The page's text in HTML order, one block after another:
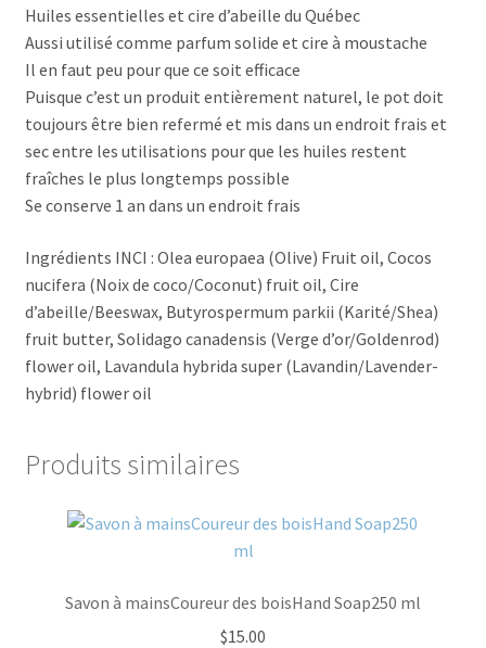
Huiles essentielles et cire d’abeille du Québec
Aussi utilisé comme parfum solide et cire à moustache
Il en faut peu pour que ce soit efficace
Puisque c’est un produit entièrement naturel, le pot doit
toujours être bien refermé et mis dans un endroit frais et
sec entre les utilisations pour que les huiles restent
fraîches le plus longtemps possible
Se conserve 1 an dans un endroit frais
Ingrédients INCI : Olea europaea (Olive) Fruit oil, Cocos
nucifera (Noix de coco/Coconut) fruit oil, Cire
d’abeille/Beeswax, Butyrospermum parkii (Karité/Shea)
fruit butter, Solidago canadensis (Verge d’or/Goldenrod)
flower oil, Lavandula hybrida super (Lavandin/Lavender-
hybrid) flower oil
Produits similaires
Savon à mainsCoureur des boisHand Soap250 ml
$15.00